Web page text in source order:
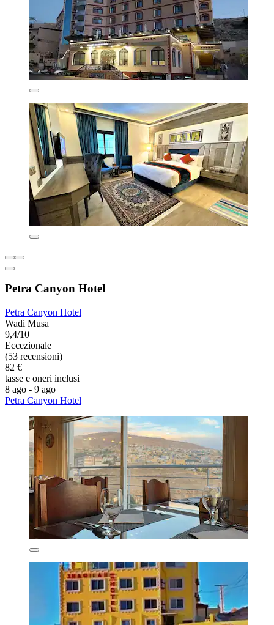
Petra Canyon Hotel
Petra Canyon Hotel
Wadi Musa
9,4/10
Eccezionale
(53 recensioni)
82 €
tasse e oneri inclusi
8 ago - 9 ago
Petra Canyon Hotel